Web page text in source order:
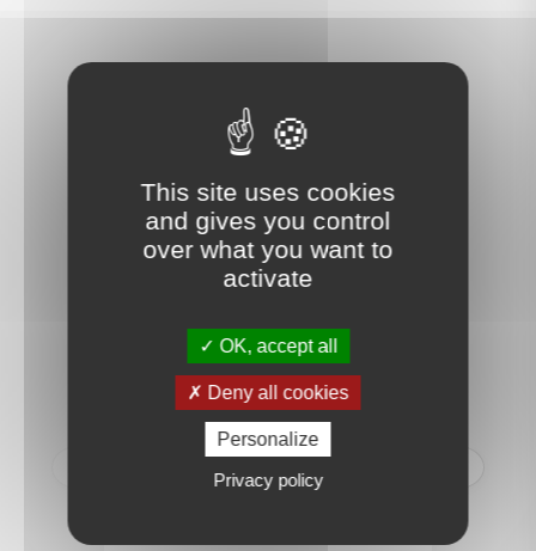
Ce que nos clients disent
de nous
Nous avons à distance (nous
demeurons à Mandelieu, dans
les Alpes Maritimes) traité la
vente de notre appartement
This site uses cookies
and gives you control
over what you want to
activate
OK, accept all
Deny all cookies
Personalize
Privacy policy